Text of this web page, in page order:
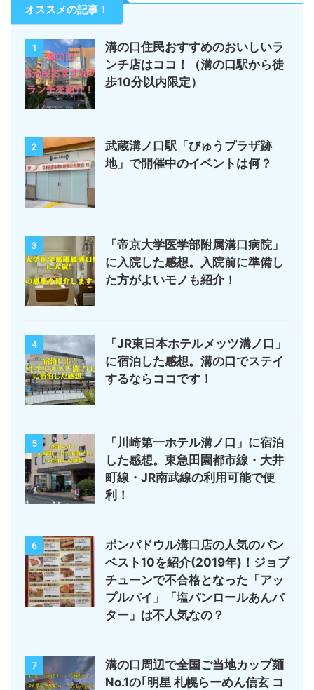
オススメの記事！
1
溝の口住民おすすめのおいしいラ
ンチ店はココ！（溝の口駅から徒
歩10分以内限定）
2
武蔵溝ノ口駅「びゅうプラザ跡
地」で開催中のイベントは何？
3
「帝京大学医学部附属溝口病院」
に入院した感想。入院前に準備し
た方がよいモノも紹介！
4
「JR東日本ホテルメッツ溝ノ口」
に宿泊した感想。溝の口でステイ
するならココです！
5
「川崎第一ホテル溝ノ口」に宿泊
した感想。東急田園都市線・大井
町線・JR南武線の利用可能で便
利！
6
ポンパドウル溝口店の人気のパン
ベスト10を紹介(2019年)！ジョブ
チューンで不合格となった「アッ
プルパイ」「塩パンロールあんバ
ター」は不人気なの？
7
溝の口周辺で全国ご当地カップ麺
No.1の｢明星 札幌らーめん信玄 コ